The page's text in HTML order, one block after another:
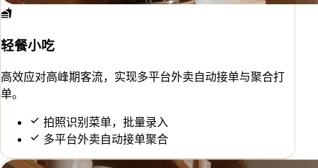
轻餐小吃
高效应对高峰期客流，实现多平台外卖自动接单与聚合打
单。
拍照识别菜单，批量录入
多平台外卖自动接单聚合